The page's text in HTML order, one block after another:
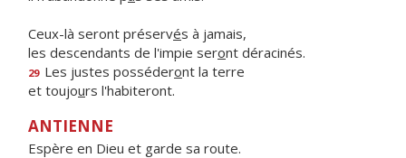
Ceux-là seront préservés à jamais,
les descendants de l'impie seront déracinés.
29 Les justes posséderont la terre
et toujours l'habiteront.
ANTIENNE
Espère en Dieu et garde sa route.